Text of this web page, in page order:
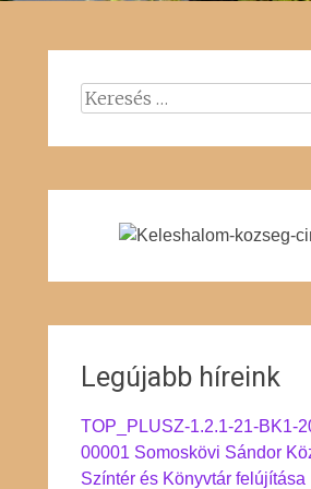
Keresés:
Legújabb híreink
TOP_PLUSZ-1.2.1-21-BK1-
00001 Somoskövi Sándor
Színtér és Könyvtár felújítása